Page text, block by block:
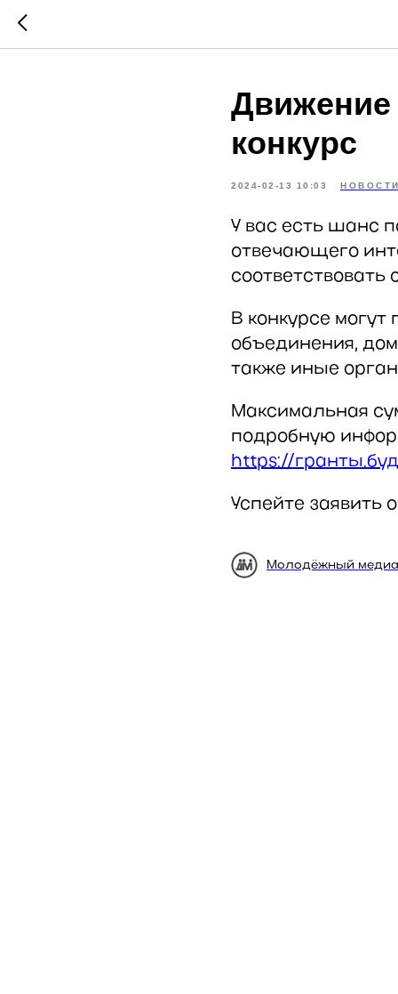
Движение
конкурс
2024-02-13 10:03
У вас есть шанс
отвечающего
В конкурсе
объединения,
также иные
Максимальная
подробную
https://
Успейте заявить
Молодёжный